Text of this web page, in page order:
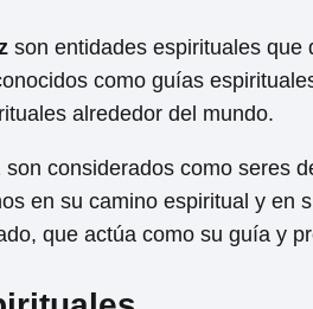
son entidades espirituales
como guías
alrededor del mundo.
son considerados como seres
en su camino espiritual y en
que actúa como su guía y